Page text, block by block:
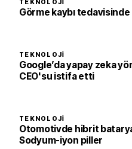
TEKNOLOJI
Görme kaybı
TEKNOLOJI
Google’da yapay zeka
CEO'su istifa etti
TEKNOLOJI
Otomotivde hibrit
Sodyum-iyon piller